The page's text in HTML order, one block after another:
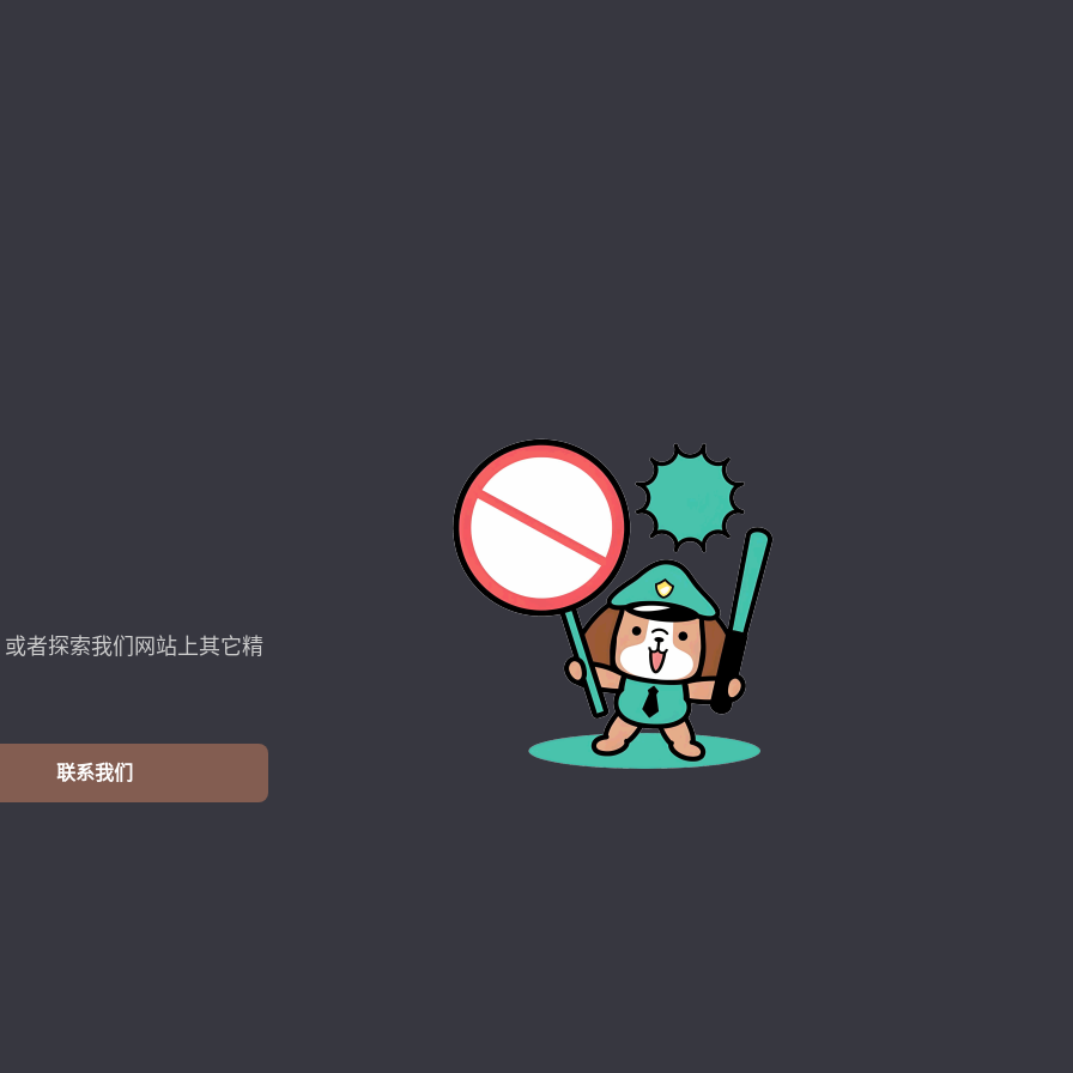
者探索我们网站上其它精
联系我们